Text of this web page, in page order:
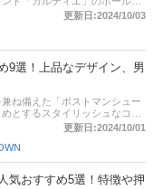
もあるカルティエらしいラグ
リーを身に付けるような感覚
ランド「カルティエ」のボー
します。女性に人気の「サン
リな「サントス デュモン」な
ます。さらに記事後半では、
ェックできます。とっておき
覧ください。
更新日:2024/10/03
9選！上品なデザイン、男
ね備えた「ポストマンシュー
とするスタイリッシュなコー
す。この記事では、ポストマ
紹介します。「レッドウィン
厳選しました。デザインはも
ックして、自分にぴったりの
更新日:2024/10/01
気おすすめ5選！特徴や押